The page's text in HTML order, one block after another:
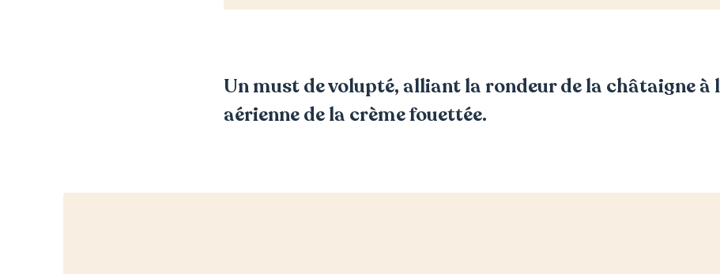
Un must de volupté, alliant la rondeur de la châtaigne à
aérienne de la crème fouettée.